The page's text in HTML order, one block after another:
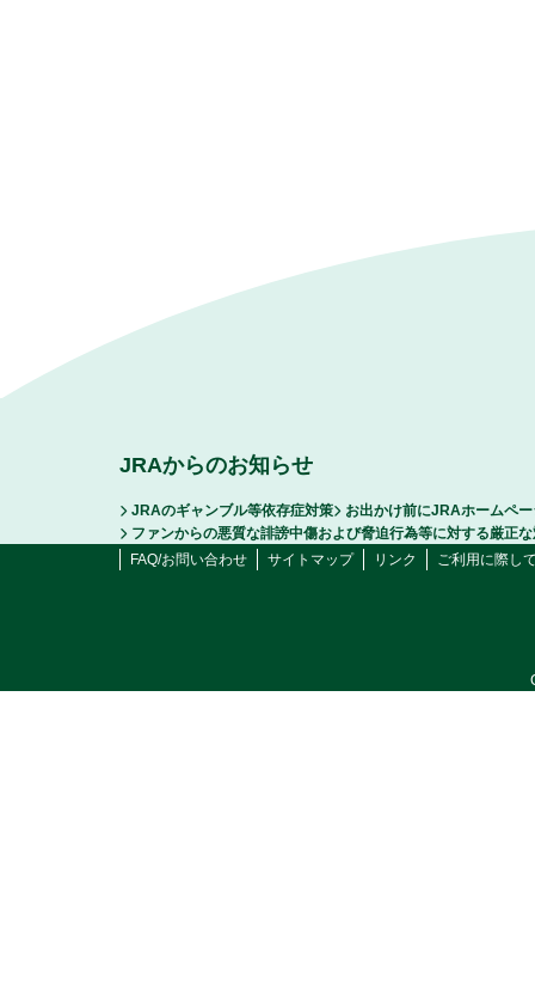
JRAからのお知らせ
JRAのギャンブル等依存症対策
お出かけ前にJRAホームペ
ファンからの悪質な誹謗中傷および脅迫行為等に対する厳正
FAQ/お問い合わせ
サイトマップ リンク ご利用に際し